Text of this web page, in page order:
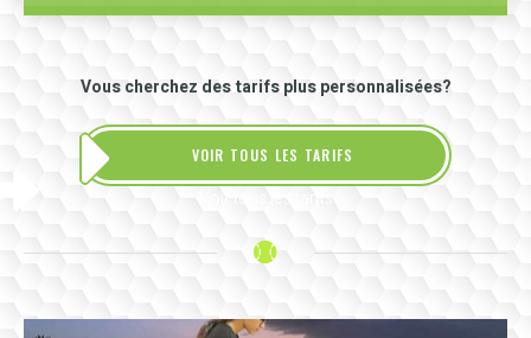
Vous cherchez des tarifs plus personnalisées?
VOIR TOUS LES TARIFS